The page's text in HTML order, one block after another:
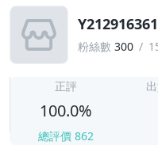
粉絲數 300
正評
100.0%
總評價 862